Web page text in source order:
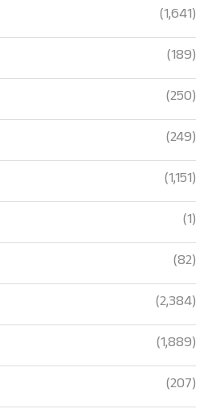
(1,641)
(189)
(250)
(249)
(1,151)
(1)
(82)
(2,384)
(1,889)
(207)